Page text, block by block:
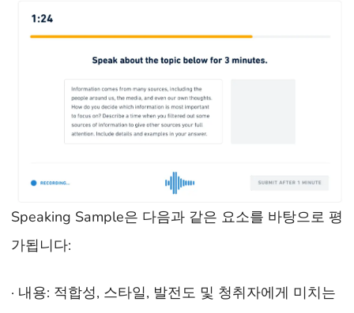
Speaking Sample은 다음과 같은 요소를 바탕으로 평
가됩니다:
· 내용: 적합성, 스타일, 발전도 및 청취자에게 미치는